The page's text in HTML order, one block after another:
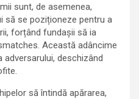
sunt, de asemenea,
să se poziționeze pentru a
forțând fundașii să ia
Această adâncime
deschizând
să întindă apărarea,